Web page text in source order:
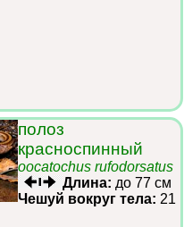
полоз
красноспинный
oocatochus rufodorsatus
Длина: до 77 см
Чешуй вокруг тела: 21